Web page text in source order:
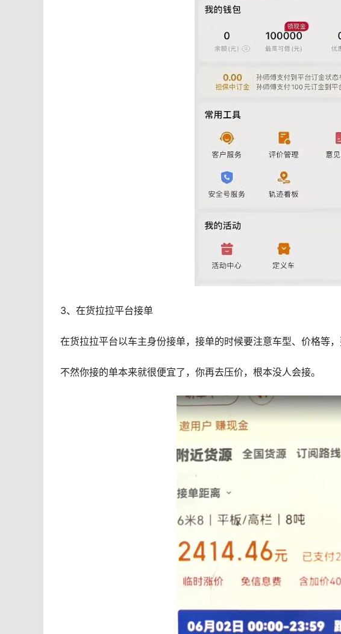
3、在货拉拉平台接单
在货拉拉平台以车主身份接单，接单的时候要注意车型、价格等，
不然你接的单本来就很便宜了，你再去压价，根本没人会接。